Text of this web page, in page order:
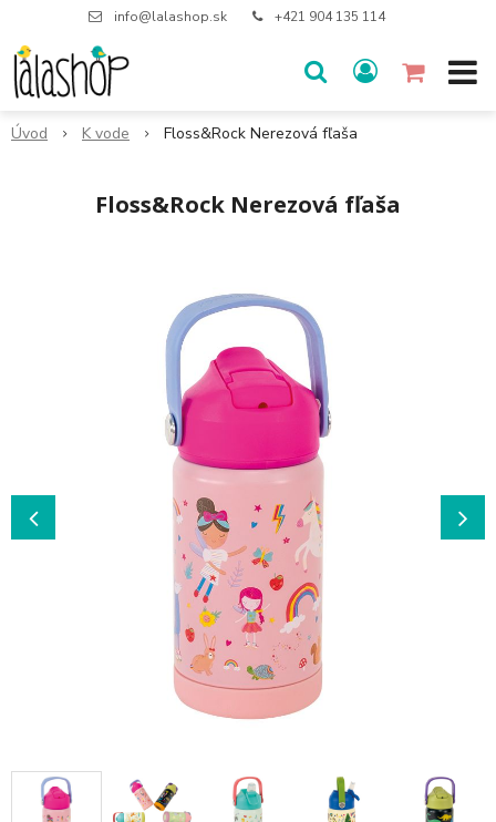
info@lalashop.sk +421 904 135 114
Úvod K vode Floss&Rock Nerezová fľaša
Floss&Rock Nerezová fľaša